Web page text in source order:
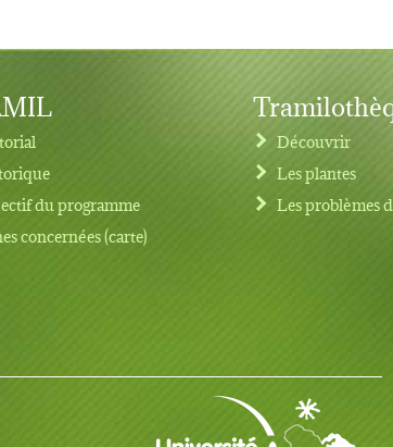
menu
du programme
concernées (carte)
Découvrir
Les plantes
Les problèmes